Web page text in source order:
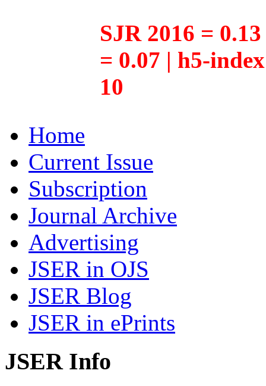
SJR 2016 =
= 0.07 | h5-
10
Home
Current Issue
Subscription
Journal Archive
Advertising
JSER in OJS
JSER Blog
JSER in ePrints
JSER Info